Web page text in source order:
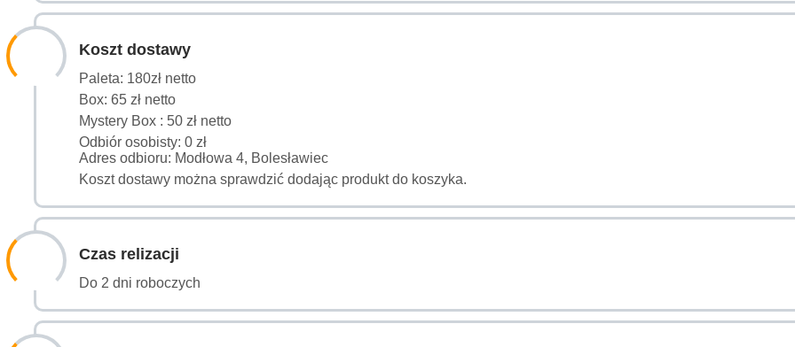
Koszt dostawy
Paleta: 180zł netto
Box: 65 zł netto
Mystery Box : 50 zł netto
Odbiór osobisty: 0 zł
Adres odbioru: Modłowa 4, Bolesławiec
Koszt dostawy można sprawdzić dodając produkt do koszyka.
Czas relizacji
Do 2 dni roboczych